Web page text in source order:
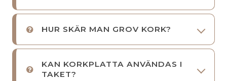
HUR SKÄR MAN GROV KORK?
KAN KORKPLATTA ANVÄNDAS I
TAKET?